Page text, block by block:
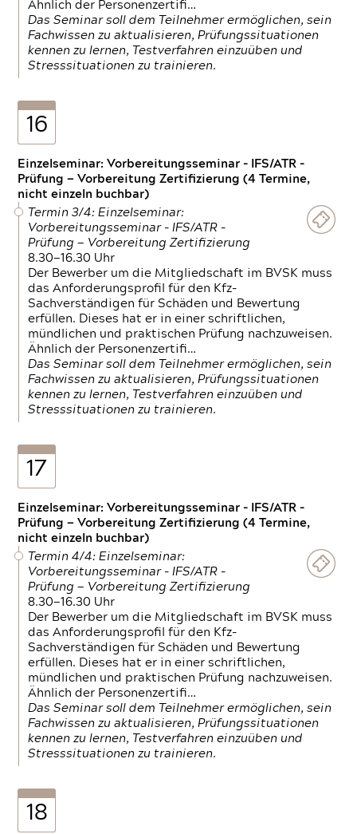
Ähnlich der Personenzertifi…
Das Seminar soll dem Teilnehmer ermöglichen, sein
Fachwissen zu aktualisieren, Prüfungssituationen
kennen zu lernen, Testverfahren einzuüben und
Stresssituationen zu trainieren.
16
Einzelseminar: Vorbereitungsseminar - IFS/ATR -
Prüfung — Vorbereitung Zertifizierung (4 Termine,
nicht einzeln buchbar)
Termin 3/4: Einzelseminar:
Vorbereitungsseminar - IFS/ATR -
Prüfung — Vorbereitung Zertifizierung
8.30—16.30 Uhr
Der Bewerber um die Mitgliedschaft im BVSK muss
das Anforderungsprofil für den Kfz-
Sachverständigen für Schäden und Bewertung
erfüllen. Dieses hat er in einer schriftlichen,
mündlichen und praktischen Prüfung nachzuweisen.
Ähnlich der Personenzertifi…
Das Seminar soll dem Teilnehmer ermöglichen, sein
Fachwissen zu aktualisieren, Prüfungssituationen
kennen zu lernen, Testverfahren einzuüben und
Stresssituationen zu trainieren.
17
Einzelseminar: Vorbereitungsseminar - IFS/ATR -
Prüfung — Vorbereitung Zertifizierung (4 Termine,
nicht einzeln buchbar)
Termin 4/4: Einzelseminar:
Vorbereitungsseminar - IFS/ATR -
Prüfung — Vorbereitung Zertifizierung
8.30—16.30 Uhr
Der Bewerber um die Mitgliedschaft im BVSK muss
das Anforderungsprofil für den Kfz-
Sachverständigen für Schäden und Bewertung
erfüllen. Dieses hat er in einer schriftlichen,
mündlichen und praktischen Prüfung nachzuweisen.
Ähnlich der Personenzertifi…
Das Seminar soll dem Teilnehmer ermöglichen, sein
Fachwissen zu aktualisieren, Prüfungssituationen
kennen zu lernen, Testverfahren einzuüben und
Stresssituationen zu trainieren.
18